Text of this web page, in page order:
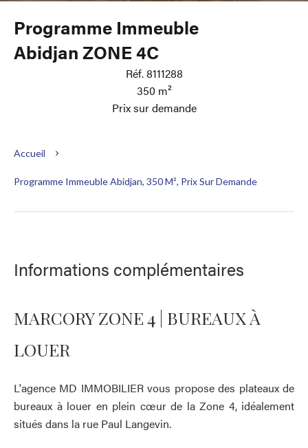
Programme Immeuble
Abidjan ZONE 4C
Réf. 8111288
350 m²
Prix sur demande
Accueil
Programme Immeuble Abidjan, 350 M², Prix Sur Demande
Informations complémentaires
MARCORY ZONE 4 | BUREAUX À
LOUER
L'agence MD IMMOBILIER vous propose des plateaux de
bureaux à louer en plein cœur de la Zone 4, idéalement
situés dans la rue Paul Langevin.